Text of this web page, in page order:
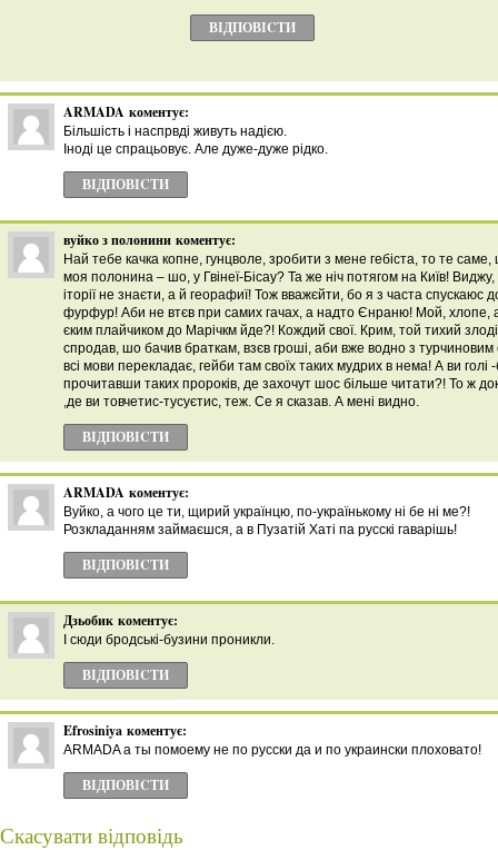
ВІДПОВІCТИ
ARMADA коментує:
Більшість і наспрвді живуть надією.
Іноді це спрацьовує. Але дуже-дуже рідко.
ВІДПОВІCТИ
вуйко з полонини коментує:
Най тебе качка копне, гунцволе, зробити з мене гебіста, то те саме,
моя полонина – шо, у Гвінеї-Бісау? Та же ніч потягом на Київ!
іторії не знаєти, а й георафиї! Тож вважєйти, бо я з часта спускаюс
фурфур! Аби не втєв при самих гачах, а надто Єнраню! Мой, хлопе,
єким плайчиком до Марічкм йде?! Кождий свої. Крим, той тихий
спродав, шо бачив браткам, взєв гроші, аби вже водно з турчиновим
всі мови перекладає, гейби там своїх таких мудрих в нема! А ви голі -
прочитавши таких пророків, де захочут шос більше читати?! То ж
,де ви товчетис-тусуєтис, теж. Се я сказав. А мені видно.
ВІДПОВІCТИ
ARMADA коментує:
Вуйко, а чого це ти, щирий українцю, по-українькому ні бе ні ме?!
Розкладанням займаєшся, а в Пузатій Хаті па русскі гаварішь!
ВІДПОВІCТИ
Дзьобик коментує:
І сюди бродські-бузини проникли.
ВІДПОВІCТИ
Efrosiniya коментує:
ARMADA а ты помоему не по русски да и по украински плоховато!
ВІДПОВІCТИ
Скасувати відповідь